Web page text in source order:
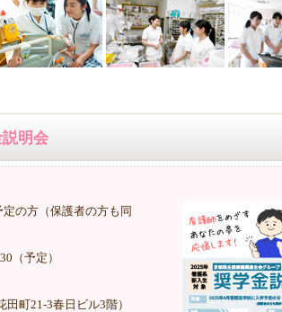
明会
の方（保護者の方も同
（予定）
田町21-3春日ビル3階）